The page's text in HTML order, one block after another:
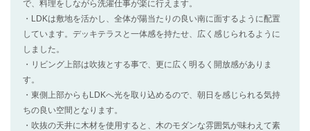
で、料理をしながら洗濯仕事が楽に行えます。
・LDKは敷地を活かし、全体が陽当たりの良い南に面するように配置
しています。デッキテラスと一体感を持たせ、広く感じられるように
しました。
・リビング上部は吹抜とする事で、更に広く明るく開放感がありま
す。
・東側上部からもLDKへ光を取り込めるので、朝日を感じられる気持
ちの良い空間となります。
・吹抜の天井に木材を使用すると、木のモダンな雰囲気が味わえて素